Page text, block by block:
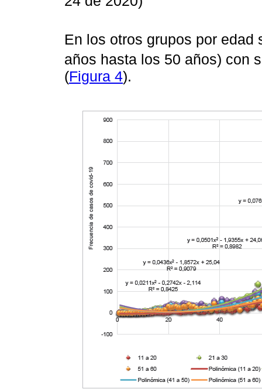
En los otros grupos por edad
años hasta los 50 años) con
(Figura 4).